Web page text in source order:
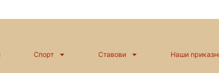
Спорт Ставови Наши